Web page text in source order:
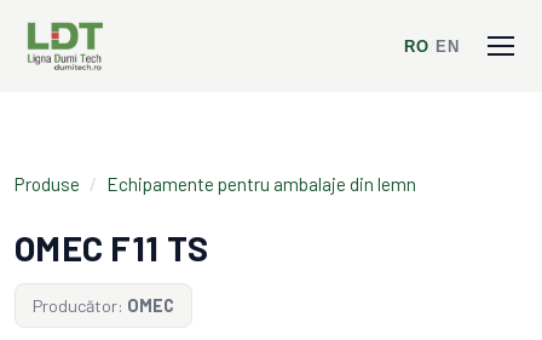
RO EN
Produse / Echipamente pentru ambalaje din lemn
OMEC F11 TS
Producător: OMEC